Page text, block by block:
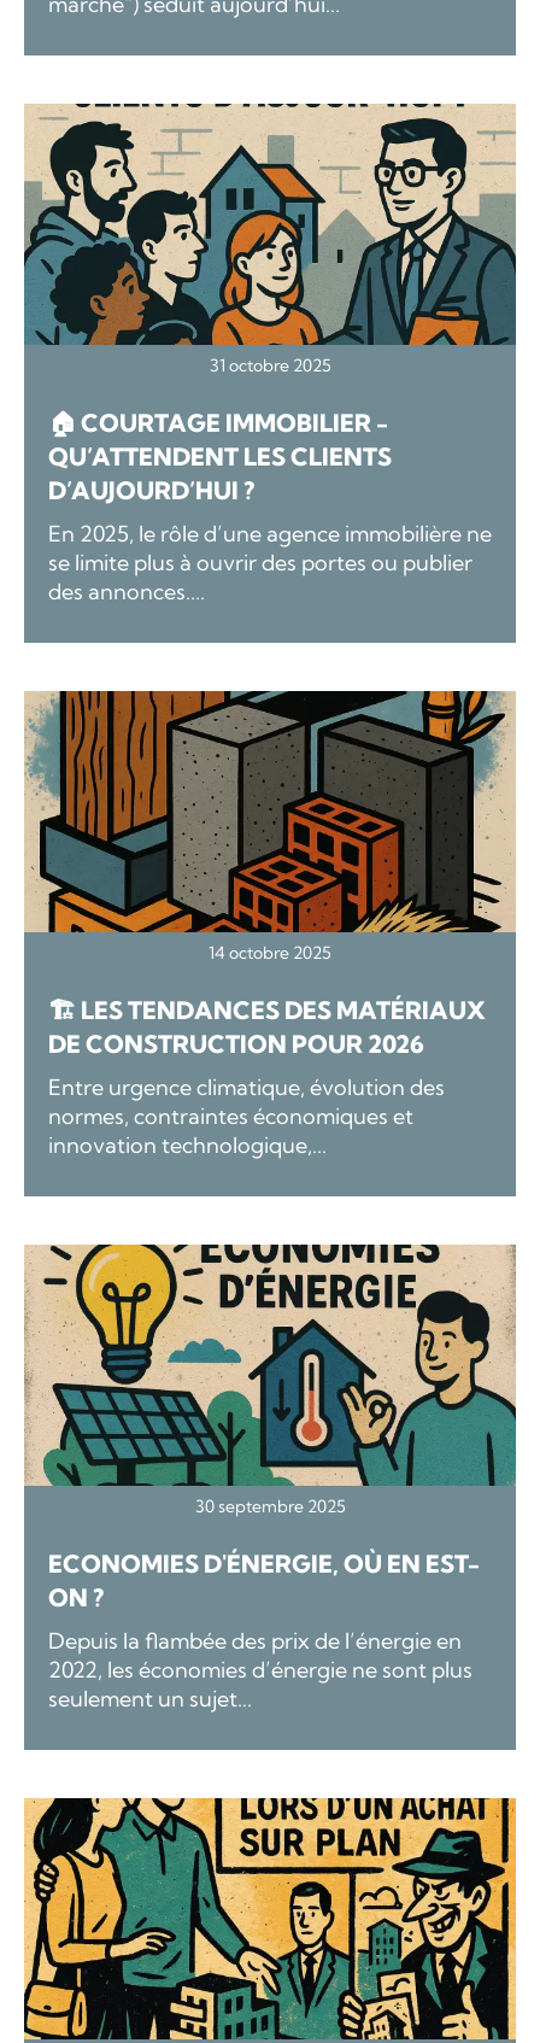
31 octobre 2025
🏠 COURTAGE IMMOBILIER -
QU’ATTENDENT LES CLIENTS
D’AUJOURD’HUI ?
En 2025, le rôle d’une agence immobilière ne
se limite plus à ouvrir des portes ou publier
des annonces....
14 octobre 2025
🏗️ LES TENDANCES DES MATÉRIAUX
DE CONSTRUCTION POUR 2026
Entre urgence climatique, évolution des
normes, contraintes économiques et
innovation technologique,...
30 septembre 2025
ECONOMIES D'ÉNERGIE, OÙ EN EST-
ON ?
Depuis la flambée des prix de l’énergie en
2022, les économies d’énergie ne sont plus
seulement un sujet...